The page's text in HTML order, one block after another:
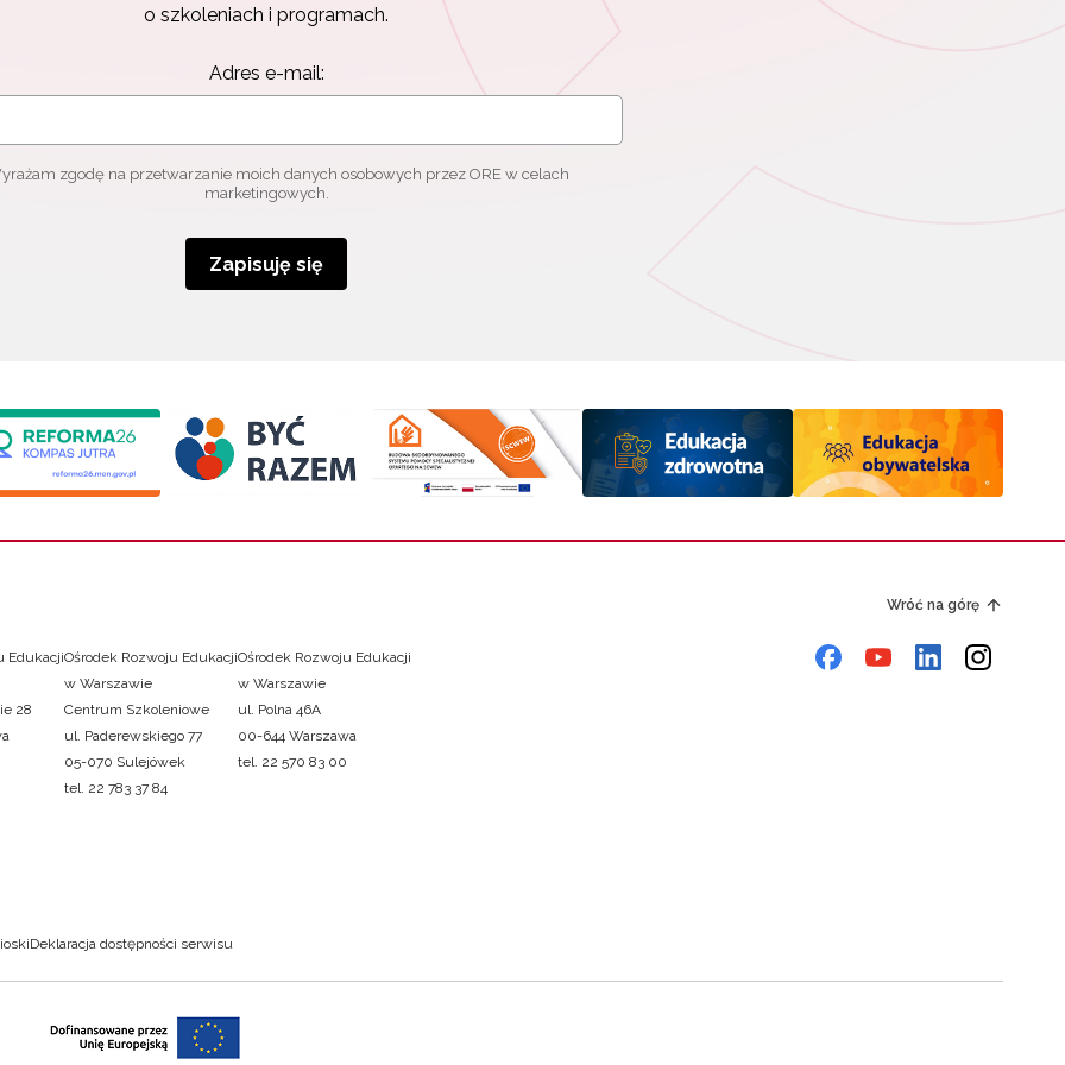
o szkoleniach i programach.
Adres e-mail:
zgodę na przetwarzanie moich danych osobowych przez ORE w celach
marketingowych.
Zapisuję się
Wróć na górę
Edukacji
28
Ośrodek Rozwoju Edukacji
w Warszawie
Centrum Szkoleniowe
ul. Paderewskiego 77
05-070 Sulejówek
tel. 22 783 37 84
Ośrodek Rozwoju Edukacji
w Warszawie
ul. Polna 46A
00-644 Warszawa
tel. 22 570 83 00
Deklaracja dostępności serwisu